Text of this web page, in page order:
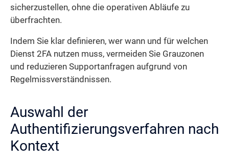
sicherzustellen, ohne die operativen Abläufe zu
überfrachten.
Indem Sie klar definieren, wer wann und für welchen
Dienst 2FA nutzen muss, vermeiden Sie Grauzonen
und reduzieren Supportanfragen aufgrund von
Regelmissverständnissen.
Auswahl der
Authentifizierungsverfahren nach
Kontext